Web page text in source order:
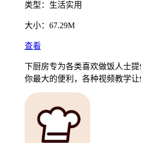
类型： 生活实用
大小： 67.29M
查看
下厨房专为各类喜欢做饭人士
你最大的便利，各种视频教学